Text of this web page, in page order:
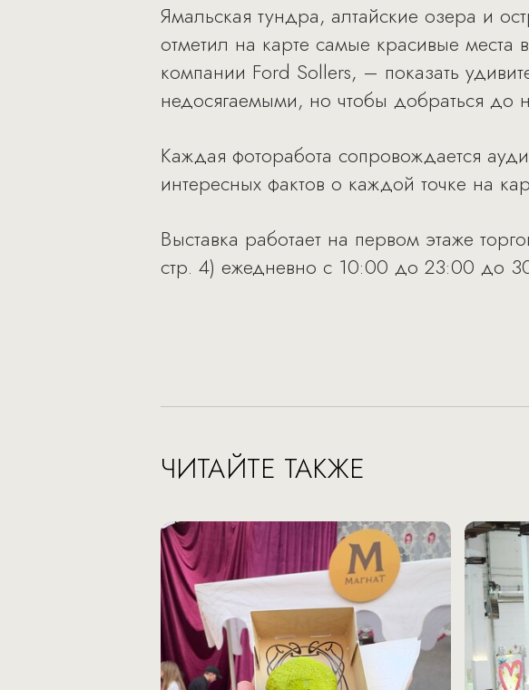
Ямальская тундра, алтайские озера и
отметил на карте самые красивые
компании Ford Sollers, – показать
недосягаемыми, но чтобы добраться до
Каждая фоторабота сопровождается
интересных фактов о каждой точке на
Выставка работает на первом этаже
стр. 4) ежедневно с 10:00 до 23:00 до
ЧИТАЙТЕ ТАКЖЕ